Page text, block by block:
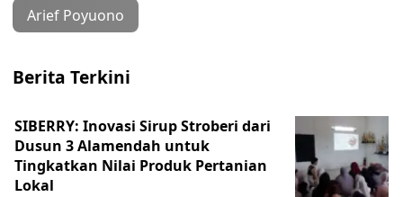
Arief Poyuono
Berita Terkini
SIBERRY: Inovasi Sirup Stroberi dari
Dusun 3 Alamendah untuk
Tingkatkan Nilai Produk Pertanian
Lokal